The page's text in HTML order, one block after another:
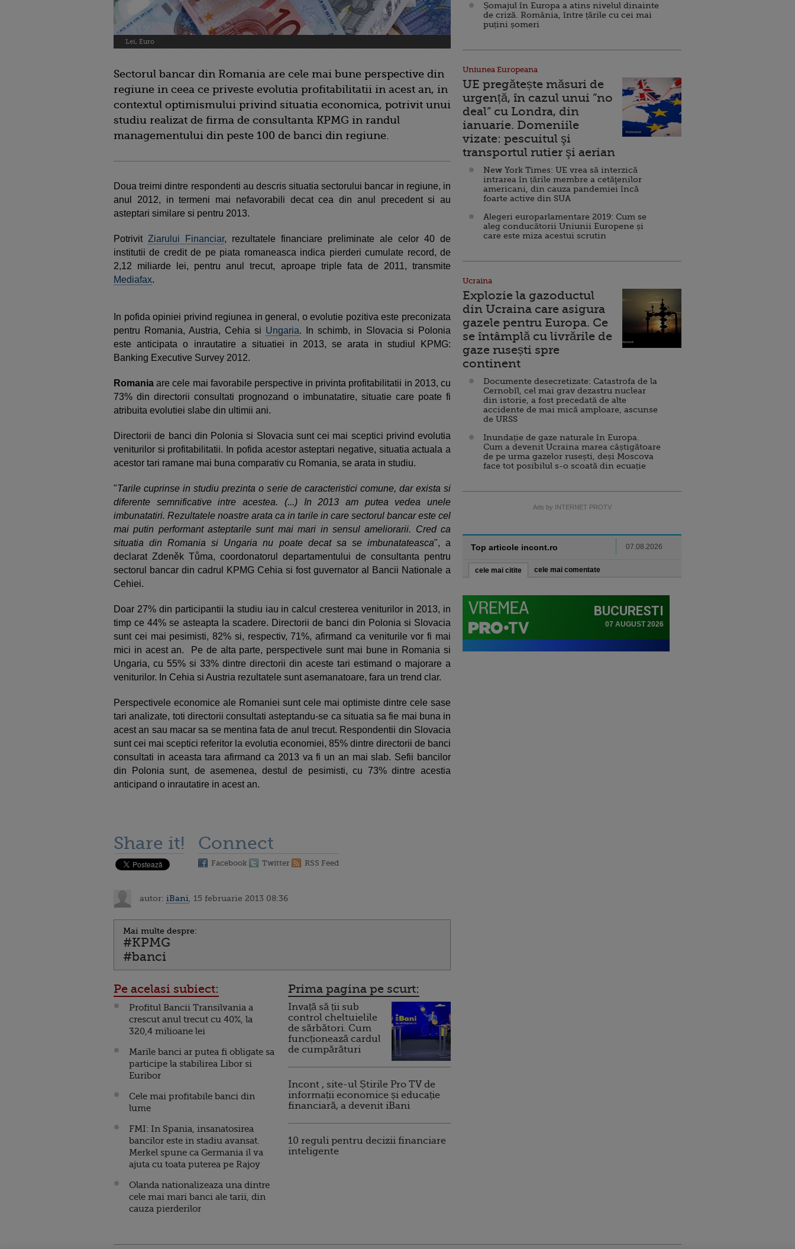
Lei, Euro
Sectorul bancar din Romania are cele mai bune perspective din
regiune in ceea ce priveste evolutia profitabilitatii in acest an, in
contextul optimismului privind situatia economica, potrivit unui
studiu realizat de firma de consultanta KPMG in randul
managementului din peste 100 de banci din regiune.
Doua treimi dintre respondenti au descris situatia sectorului bancar in regiune, in
anul 2012, in termeni mai nefavorabili decat cea din anul precedent si au
asteptari similare si pentru 2013.
Potrivit Ziarului Financiar, rezultatele financiare preliminate ale celor 40 de
institutii de credit de pe piata romaneasca indica pierderi cumulate record, de
2,12 miliarde lei, pentru anul trecut, aproape triple fata de 2011, transmite
Mediafax.
In pofida opiniei privind regiunea in general, o evolutie pozitiva este preconizata
pentru Romania, Austria, Cehia si Ungaria. In schimb, in Slovacia si Polonia
este anticipata o inrautatire a situatiei in 2013, se arata in studiul KPMG:
Banking Executive Survey 2012.
Romania are cele mai favorabile perspective in privinta profitabilitatii in 2013, cu
73% din directorii consultati prognozand o imbunatatire, situatie care poate fi
atribuita evolutiei slabe din ultimii ani.
Directorii de banci din Polonia si Slovacia sunt cei mai sceptici privind evolutia
veniturilor si profitabilitatii. In pofida acestor asteptari negative, situatia actuala a
acestor tari ramane mai buna comparativ cu Romania, se arata in studiu.
"Tarile cuprinse in studiu prezinta o serie de caracteristici comune, dar exista si
diferente semnificative intre acestea. (...) In 2013 am putea vedea unele
imbunatatiri. Rezultatele noastre arata ca in tarile in care sectorul bancar este cel
mai putin performant asteptarile sunt mai mari in sensul ameliorarii. Cred ca
situatia din Romania si Ungaria nu poate decat sa se imbunatateasca", a
declarat Zdeněk Tůma, coordonatorul departamentului de consultanta pentru
sectorul bancar din cadrul KPMG Cehia si fost guvernator al Bancii Nationale a
Cehiei.
Doar 27% din participantii la studiu iau in calcul cresterea veniturilor in 2013, in
timp ce 44% se asteapta la scadere. Directorii de banci din Polonia si Slovacia
sunt cei mai pesimisti, 82% si, respectiv, 71%, afirmand ca veniturile vor fi mai
mici in acest an. Pe de alta parte, perspectivele sunt mai bune in Romania si
Ungaria, cu 55% si 33% dintre directorii din aceste tari estimand o majorare a
veniturilor. In Cehia si Austria rezultatele sunt asemanatoare, fara un trend clar.
Perspectivele economice ale Romaniei sunt cele mai optimiste dintre cele sase
tari analizate, toti directorii consultati asteptandu-se ca situatia sa fie mai buna in
acest an sau macar sa se mentina fata de anul trecut. Respondentii din Slovacia
sunt cei mai sceptici referitor la evolutia economiei, 85% dintre directorii de banci
consultati in aceasta tara afirmand ca 2013 va fi un an mai slab. Sefii bancilor
din Polonia sunt, de asemenea, destul de pesimisti, cu 73% dintre acestia
anticipand o inrautatire in acest an.
Share it! Connect
Facebook Twitter RSS Feed
autor: iBani , 15 februarie 2013 08:36
Mai multe despre:
#KPMG
#banci
Pe acelasi subiect:
Profitul Bancii Transilvania a
crescut anul trecut cu 40%, la
320,4 milioane lei
Marile banci ar putea fi obligate sa
participe la stabilirea Libor si
Euribor
Cele mai profitabile banci din
lume
FMI: In Spania, insanatosirea
bancilor este in stadiu avansat.
Merkel spune ca Germania il va
ajuta cu toata puterea pe Rajoy
Olanda nationalizeaza una dintre
cele mai mari banci ale tarii, din
cauza pierderilor
Prima pagina pe scurt:
Invață să ții sub
control cheltuielile
de sărbători. Cum
funcționează cardul
de cumpărături
Incont , site-ul Știrile Pro TV de
informații economice și educație
financiară, a devenit iBani
10 reguli pentru decizii financiare
inteligente
Șomajul în Europa a atins nivelul dinainte
de criză. România, între țările cu cei mai
puțini șomeri
Uniunea Europeana
UE pregătește măsuri de
urgență, în cazul unui ”no
deal” cu Londra, din
ianuarie. Domeniile
vizate: pescuitul şi
transportul rutier şi aerian
New York Times: UE vrea să interzică
intrarea în țările membre a cetăţenilor
americani, din cauza pandemiei încă
foarte active din SUA
Alegeri europarlamentare 2019: Cum se
aleg conducătorii Uniunii Europene și
care este miza acestui scrutin
Ucraina
Explozie la gazoductul
din Ucraina care asigura
gazele pentru Europa. Ce
se întâmplă cu livrările de
gaze rusești spre
continent
Documente desecretizate: Catastrofa de la
Cernobîl, cel mai grav dezastru nuclear
din istorie, a fost precedată de alte
accidente de mai mică amploare, ascunse
de URSS
Inundație de gaze naturale în Europa.
Cum a devenit Ucraina marea câștigătoare
de pe urma gazelor rusești, deși Moscova
face tot posibilul s-o scoată din ecuație
Ads by INTERNET PROTV
Top articole incont.ro 07.08.2026
cele mai citite cele mai comentate